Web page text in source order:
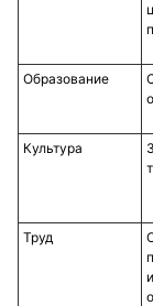
Образование
Культура
Труд